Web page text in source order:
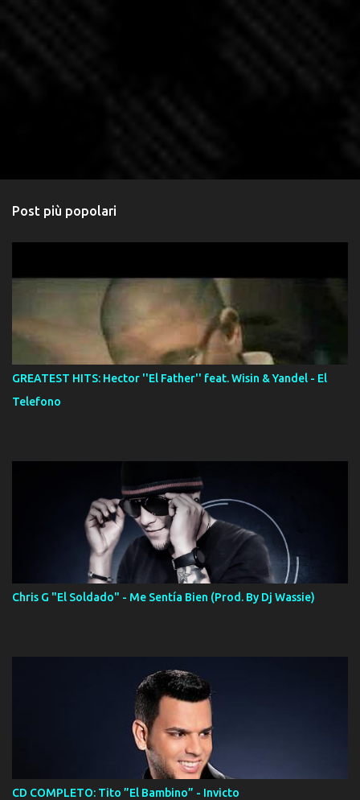
Post più popolari
GREATEST HITS: Hector ''El Father'' feat. Wisin & Yandel - El
Telefono
Chris G "El Soldado" - Me Sentía Bien (Prod. By Dj Wassie)
CD COMPLETO: Tito ”El Bambino” - Invicto